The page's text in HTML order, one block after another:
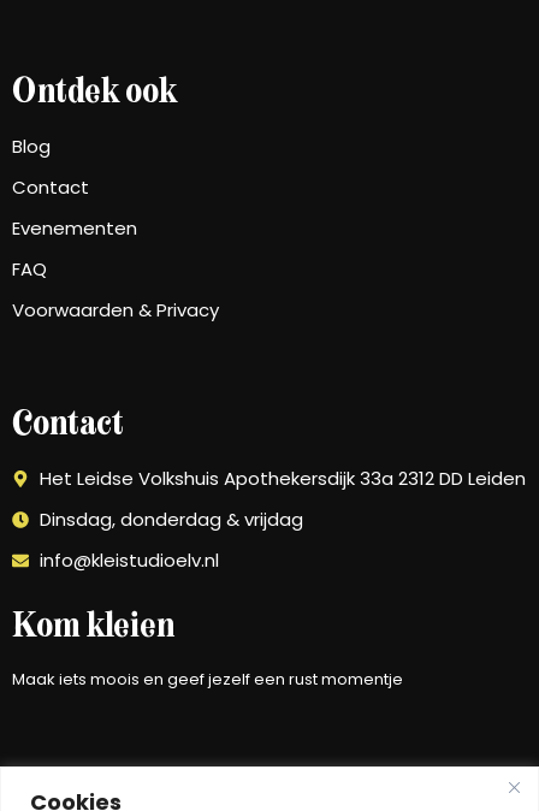
Cookies
Ontdek ook
Blog
Contact
Evenementen
FAQ
Voorwaarden & Privacy
Contact
Het Leidse Volkshuis Apothekersdijk 33a 2312 DD Leiden
Dinsdag, donderdag & vrijdag
info@kleistudioelv.nl
Kom kleien
Maak iets moois en geef jezelf een rust momentje
PLAN JE MOMENT